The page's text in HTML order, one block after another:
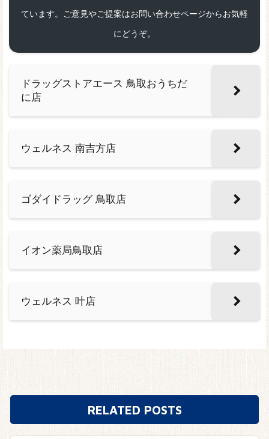
ています。ご意見やご提案はお問い合わせページからお気軽
にどうぞ。
ドラッグストアエース 鳥取おうちだ
に店
ウェルネス 南吉方店
ゴダイドラッグ 鳥取店
イオン薬局鳥取店
ウェルネス 叶店
RELATED POSTS